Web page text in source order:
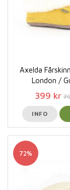
Axelda
London /
399 kr
INFO
72%